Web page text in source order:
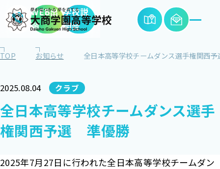
WEB出
願
学校説
明会
TOP お知らせ 全日本高等学校チームダンス選手権関西
2025.08.04 クラブ
全日本高等学校チームダンス選手
権関西予選 準優勝
2025年7月27日に行われた全日本高等学校チームダン